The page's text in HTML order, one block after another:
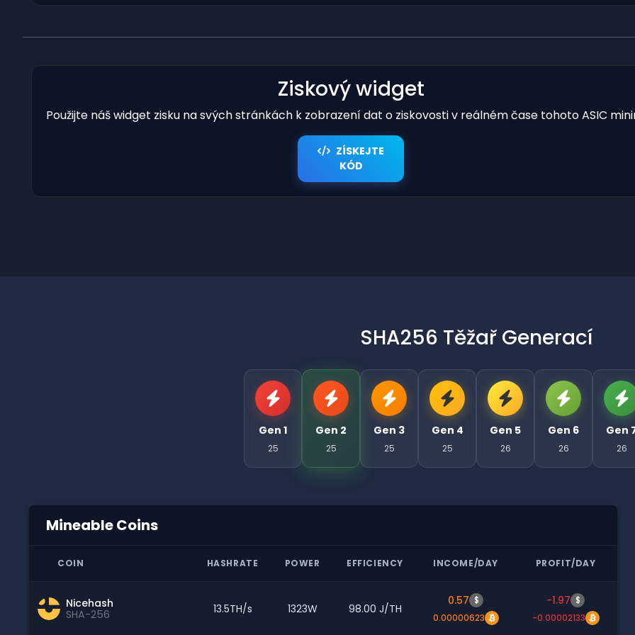
Ziskový widget
Použijte náš widget zisku na svých stránkách k zobrazení dat o ziskovosti v reálném čase tohoto ASIC
ZÍSKEJTE
KÓD
SHA256 Těžař Generací
Gen 1
25
Gen 2
25
Gen 3
25
Gen 4
25
Gen 5
26
Gen 6
26
Gen
26
Mineable Coins
COIN HASHRATE POWER EFFICIENCY INCOME/DAY PROFIT/DAY
Nicehash
SHA-256
13.5TH/s 1323W 98.00 J/TH
0.57 $
0.00000623
-1.97 $
-0.00002133